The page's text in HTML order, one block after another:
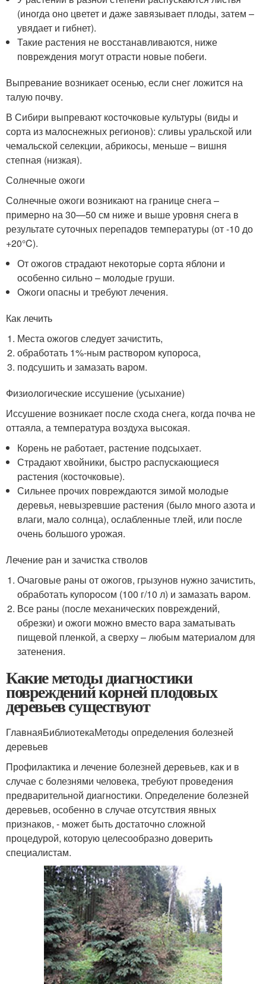
(иногда оно цветет и даже завязывает плоды, затем –
увядает и гибнет).
Такие растения не восстанавливаются, ниже
повреждения могут отрасти новые побеги.
Выпревание возникает осенью, если снег ложится на
талую почву.
В Сибири выпревают косточковые культуры (виды и
сорта из малоснежных регионов): сливы уральской или
чемальской селекции, абрикосы, меньше – вишня
степная (низкая).
Солнечные ожоги
Солнечные ожоги возникают на границе снега –
примерно на 30—50 см ниже и выше уровня снега в
результате суточных перепадов температуры (от -10 до
+20°C).
От ожогов страдают некоторые сорта яблони и
особенно сильно – молодые груши.
Ожоги опасны и требуют лечения.
Как лечить
Места ожогов следует зачистить,
обработать 1%-ным раствором купороса,
подсушить и замазать варом.
Физиологические иссушение (усыхание)
Иссушение возникает после схода снега, когда почва не
оттаяла, а температура воздуха высокая.
Корень не работает, растение подсыхает.
Страдают хвойники, быстро распускающиеся
растения (косточковые).
Сильнее прочих повреждаются зимой молодые
деревья, невызревшие растения (было много азота и
влаги, мало солнца), ослабленные тлей, или после
очень большого урожая.
Лечение ран и зачистка стволов
Очаговые раны от ожогов, грызунов нужно зачистить,
обработать купоросом (100 г/10 л) и замазать варом.
Все раны (после механических повреждений,
обрезки) и ожоги можно вместо вара заматывать
пищевой пленкой, а сверху – любым материалом для
затенения.
Какие методы диагностики
повреждений корней плодовых
деревьев существуют
ГлавнаяБиблиотекаМетоды определения болезней
деревьев
Профилактика и лечение болезней деревьев, как и в
случае с болезнями человека, требуют проведения
предварительной диагностики. Определение болезней
деревьев, особенно в случае отсутствия явных
признаков, - может быть достаточно сложной
процедурой, которую целесообразно доверить
специалистам.